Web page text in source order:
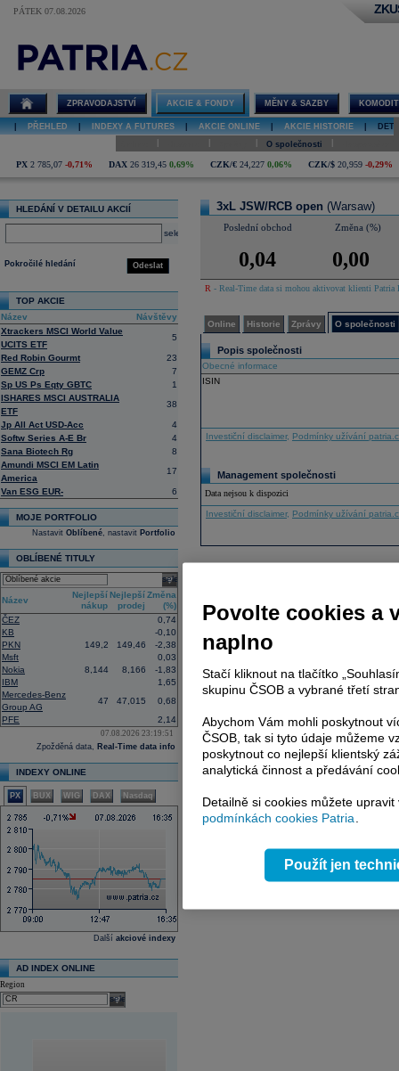
PÁTEK 07.08.2026
3xL JSW/RCB
open online
ZPRAVODAJSTVÍ AKCIE & FONDY MĚNY & SAZBY
PŘEHLED INDEXY A FUTURES AKCIE ONLINE AKCIE HISTORIE
O společnosti
PX 2 785,07 -0,71% DAX 26 319,45 0,69% CZK/€ 24,227 0,06% CZK/$ 20,959 -0,29%
HLEDÁNÍ V DETAILU AKCIÍ
select
Odeslat
Pokročilé hledání
TOP AKCIE
Název
Návštěvy
Xtrackers MSCI World Value
UCITS ETF
5
Red Robin Gourmt
23
GEMZ Crp
7
Sp US Ps Eqty GBTC
1
ISHARES MSCI AUSTRALIA
ETF
38
Jp All Act USD-Acc
4
Softw Series A-E Br
4
Sana Biotech Rg
8
Amundi MSCI EM Latin
America
17
Van ESG EUR- 6
MOJE PORTFOLIO
Nastavit Oblíbené, nastavit Portfolio
OBLÍBENÉ TITULY
select
Název
Nejlepší
nákup
Nejlepší
prodej
Změna
(%)
ČEZ
0,74
KB
-0,10
PKN
149,2 149,46
-2,38
Msft
0,03
Nokia
8,144 8,166
-1,83
IBM
1,65
Mercedes-Benz
Group AG
47 47,015
0,68
PFE
2,14
07.08.2026 23:19:51
Zpožděná data, Real-Time data info
INDEXY ONLINE
PX BUX WIG DAX Nasdaq
Další akciové indexy
AD INDEX ONLINE
Region
select
3xL JSW/RCB open (Warsaw)
Poslední obchod Změna (%)
0,04 0,00
R - Real-Time data si mohou aktivovat klienti
Online Historie Zprávy O společnosti
Popis společnosti
Obecné informace
ISIN
Investiční disclaimer, Podmínky užívání
Management společnosti
Data nejsou k dispozici
Investiční disclaimer, Podmínky užívání
Povolte cookies a
naplno
Stačí kliknout na tlačítko
skupinu ČSOB a vybrané třetí
Abychom Vám mohli poskytnout
ČSOB, tak si tyto údaje můžeme
poskytnout co nejlepší klientský
analytická činnost a předávání
Detailně si cookies můžete
podmínkách cookies Patria.
Použít jen